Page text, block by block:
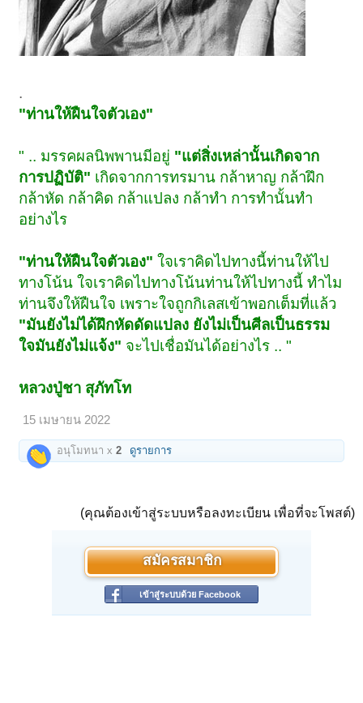
.
"ท่านให้ฝืนใจตัวเอง"
" .. มรรคผลนิพพานมีอยู่ "แต่สิ่งเหล่านั้นเกิดจาก
การปฏิบัติ" เกิดจากการทรมาน กล้าหาญ กล้าฝึก
กล้าหัด กล้าคิด กล้าแปลง กล้าทำ การทำนั้นทำ
อย่างไร
"ท่านให้ฝืนใจตัวเอง" ใจเราคิดไปทางนี้ท่านให้ไป
ทางโน้น ใจเราคิดไปทางโน้นท่านให้ไปทางนี้ ทำไม
ท่านจึงให้ฝืนใจ เพราะใจถูกกิเลสเข้าพอกเต็มที่แล้ว
"มันยังไม่ได้ฝึกหัดดัดแปลง ยังไม่เป็นศีลเป็นธรรม
ใจมันยังไม่แจ้ง" จะไปเชื่อมันได้อย่างไร .. "
หลวงปู่ชา สุภัทโท
15 เมษายน 2022
อนุโมทนา x2 ดูรายการ
(คุณต้องเข้าสู่ระบบหรือลงทะเบียน เพื่อที่จะโพสต์)
สมัครสมาชิก
เข้าสู่ระบบด้วย Facebook